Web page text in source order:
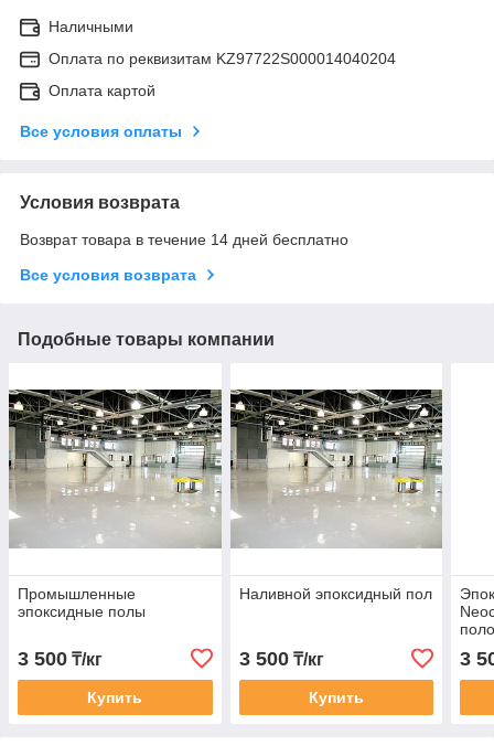
Наличными
Оплата по реквизитам KZ97722S000014040204
Оплата картой
Все условия оплаты
Условия возврата
Возврат товара в течение 14 дней бесплатно
Все условия возврата
Подобные товары компании
Промышленные
эпоксидные полы
3 500 ₸/кг
Купить
Наливной эпоксидный пол
3 500₸/кг
Купить
3